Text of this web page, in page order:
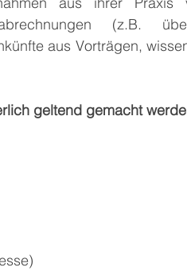
(z.B.
aus Vorträgen,
geltend gemacht